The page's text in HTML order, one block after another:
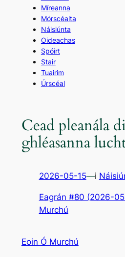
Míreanna
Mórscéalta
Náisiúnta
Oideachas
Spóirt
Stair
Tuairim
Úrscéal
Cead pleanála
ghléasanna
2026-05-15—i
Eagrán #80 (2026-
Murchú
Eoin Ó Murchú